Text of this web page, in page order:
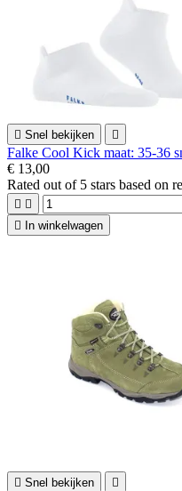
 Snel bekijken 
Falke Cool Kick maat: 35-36
€ 13,00
Rated out of 5 stars based on
 
 In winkelwagen
 Snel bekijken 